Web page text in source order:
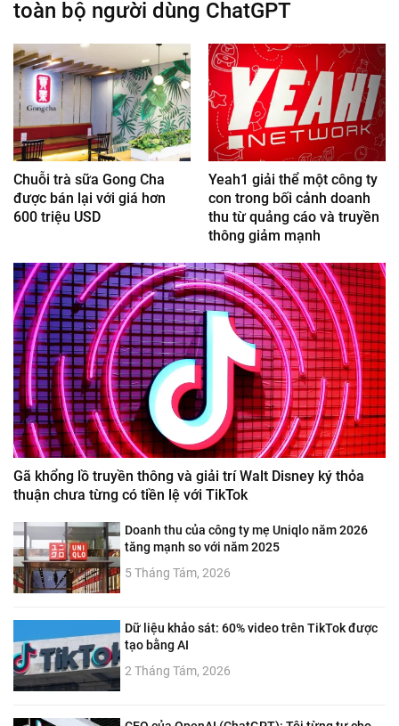
toàn bộ người dùng ChatGPT
Chuỗi trà sữa Gong Cha
được bán lại với giá hơn
600 triệu USD
Yeah1 giải thể một công ty
con trong bối cảnh doanh
thu từ quảng cáo và truyền
thông giảm mạnh
Gã khổng lồ truyền thông và giải trí Walt Disney ký thỏa
thuận chưa từng có tiền lệ với TikTok
Doanh thu của công ty mẹ Uniqlo năm 2026
tăng mạnh so với năm 2025
5 Tháng Tám, 2026
Dữ liệu khảo sát: 60% video trên TikTok được
tạo bằng AI
2 Tháng Tám, 2026